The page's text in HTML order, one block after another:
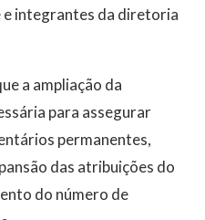
integrantes da diretoria
a ampliação da
para assegurar
permanentes,
das atribuições do
do número de